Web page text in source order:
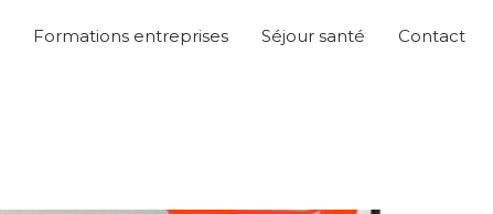
Formations entreprises Séjour santé Contact